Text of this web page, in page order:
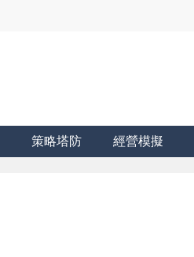
策略塔防 經營模擬